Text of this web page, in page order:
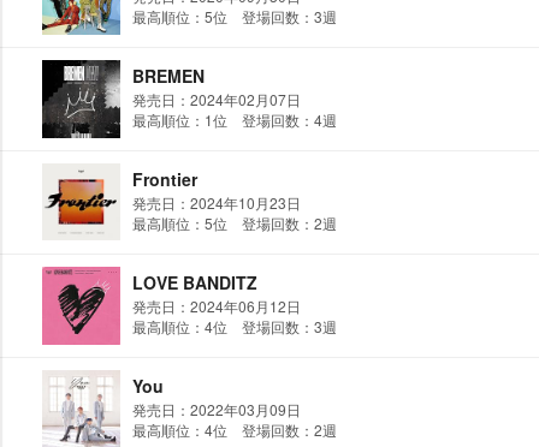
最高順位：5位 登場回数：3週
BREMEN
発売日：2024年02月07日
最高順位：1位 登場回数：4週
Frontier
発売日：2024年10月23日
最高順位：5位 登場回数：2週
LOVE BANDITZ
発売日：2024年06月12日
最高順位：4位 登場回数：3週
You
発売日：2022年03月09日
最高順位：4位 登場回数：2週